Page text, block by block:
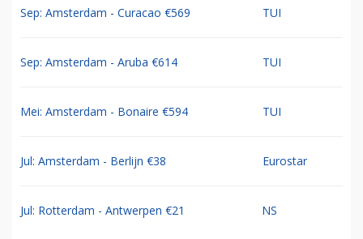
Sep: Amsterdam - Curacao €569 TUI
Sep: Amsterdam - Aruba €614 TUI
Mei: Amsterdam - Bonaire €594 TUI
Jul: Amsterdam - Berlijn €38 Eurostar
Jul: Rotterdam - Antwerpen €21 NS